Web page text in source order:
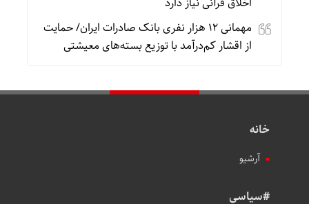
مهمانی ۱۲ هزار نفری بانک صادرات ایران/ حمایت
از اقشار کم‌درآمد با توزیع بسته‌های معیشتی
خانه
آرشیو
#سیاسی